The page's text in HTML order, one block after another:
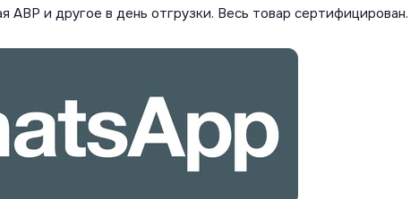
АВР и другое в день отгрузки. Весь товар сертифицирован.